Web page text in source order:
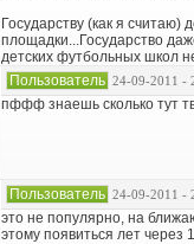
Государству (как я
площадки...Государство
детских футбольных школ
Пользователь 24-09-2011 -
пффф знаешь сколько тут
Пользователь 24-09-2011 -
это не популярно, на
этому появиться лет через